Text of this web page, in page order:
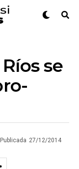
se
Publicada 27/12/2014